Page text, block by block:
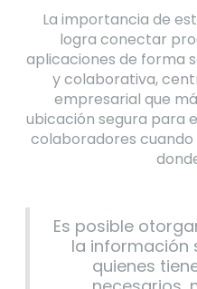
La importancia de
logra conectar
aplicaciones de forma
y colaborativa,
empresarial que
ubicación segura para
colaboradores
Es posible
la información
quienes